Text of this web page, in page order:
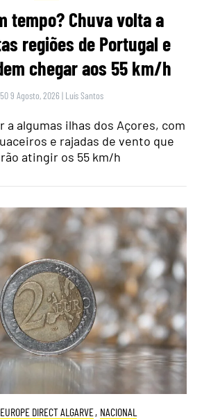
tempo? Chuva volta a
regiões de Portugal e
chegar aos 55 km/h
9 Agosto, 2026 | Luís Santos
a algumas ilhas dos Açores, com
e rajadas de vento que
atingir os 55 km/h
EUROPE DIRECT ALGARVE, NACIONAL